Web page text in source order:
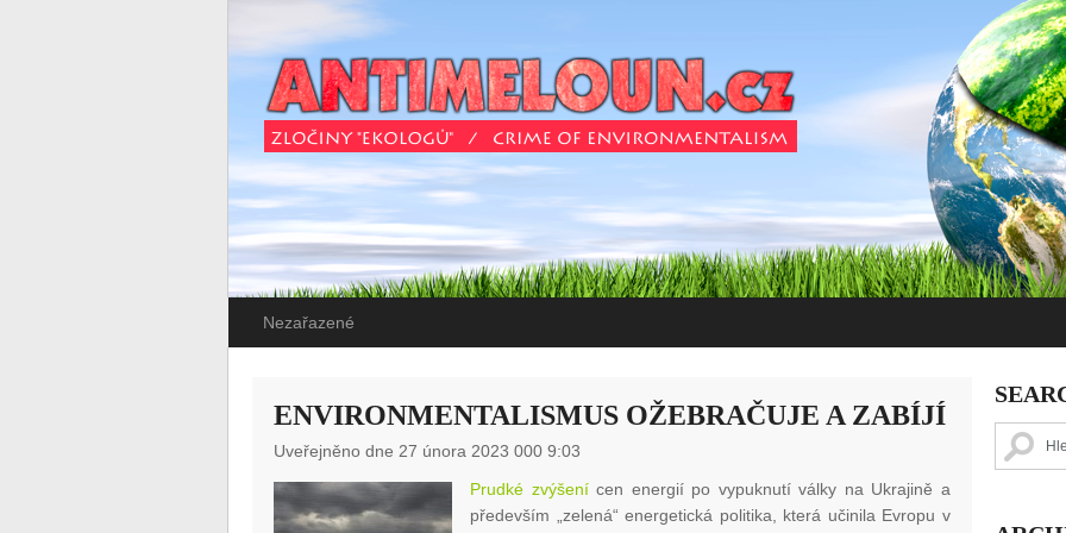
Nezařazené
ENVIRONMENTALISMUS OŽEBRAČUJE A ZABÍJÍ
Uveřejněno dne 27 února 2023 000 9:03
Prudké zvýšenícen energií po vypuknutí války na Ukrajině a
především „zelená“ energetická politika, která učinila Evropu v